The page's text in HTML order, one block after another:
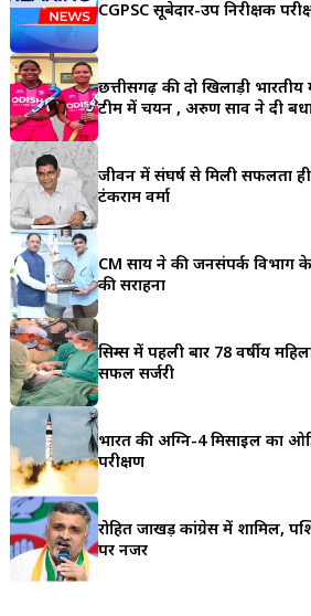
CGPSC सूबेदार-उप निरीक्षक
छत्तीसगढ़ की दो खिलाड़ी भारतीय
टीम में चयन , अरुण साव ने दी
जीवन में संघर्ष से मिली सफलता ही
टंकराम वर्मा
CM साय ने की जनसंपर्क विभाग के
की सराहना
सिम्स में पहली बार 78 वर्षीय
सफल सर्जरी
भारत की अग्नि-4 मिसाइल का
परीक्षण
रोहित जाखड़ कांग्रेस में शामिल,
पर नजर